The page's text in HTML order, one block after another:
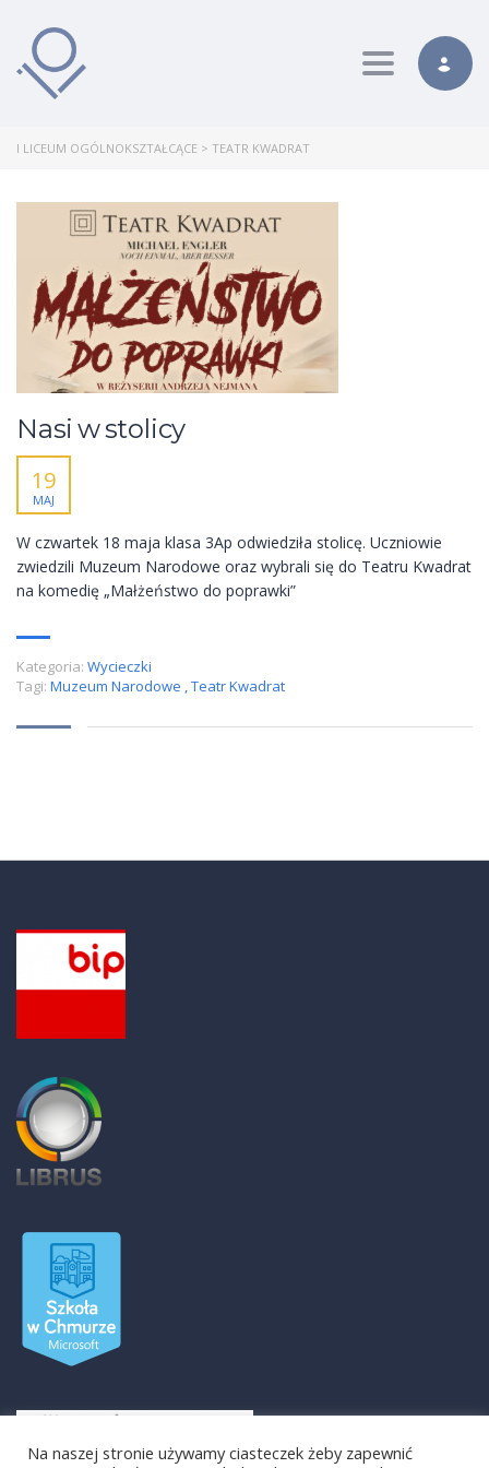
Toggle
I LICEUM OGÓLNOKSZTAŁCĄCE > TEATR KWADRAT
Nasi w stolicy
19
MAJ
W czwartek 18 maja klasa 3Ap odwiedziła stolicę. Uczniowie
zwiedzili Muzeum Narodowe oraz wybrali się do Teatru Kwadrat
na komedię „Małżeństwo do poprawki”
Kategoria: Wycieczki
Tagi: Muzeum Narodowe ,Teatr Kwadrat
Na naszej stronie używamy ciasteczek żeby zapewnić